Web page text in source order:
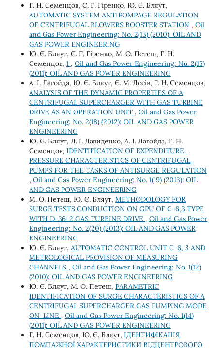
Г. Н. Семенцов, С. Г. Гіренко, Ю. Є. Бляут,
AUTOMATIC SYSTEM ANTIPOMPAGE REGULATION
OF CENTRIFUGAL BLOWERS BOOSTER STATION , Oil
and Gas Power Engineering: No. 2(13) (2010): OIL AND
GAS POWER ENGINEERING
Ю. Є. Бляут, С. Г. Гіренко, М. О. Петеш, Г. Н.
Семенцов, 1 , Oil and Gas Power Engineering: No. 2(15)
(2011): OIL AND GAS POWER ENGINEERING
А. І. Лагойда, Ю. Є. Бляут, Є. М. Лесів, Г. Н. Семенцов,
ANALYSIS OF THE DYNAMIC PROPERTIES OF A
CENTRIFUGAL SUPERCHARGER WITH GAS TURBINE
DRIVE AS AN OPERATION UNIT , Oil and Gas Power
Engineering: No. 2(18) (2012): OIL AND GAS POWER
ENGINEERING
Ю. Є. Бляут, Л. І. Давиденко, А. І. Лагойда, Г. Н.
Семенцов, IDENTIFICATION OF EXPENDITURE-
PRESSURE CHARACTERISTICS OF CENTRIFUGAL
PUMPS FOR THE TASKS OF ANTISURGE REGULATION
, Oil and Gas Power Engineering: No. 1(19) (2013): OIL
AND GAS POWER ENGINEERING
М. О. Петеш, Ю. Є. Бляут, METHODOLOGY FOR
SURGE TESTS CONDUCTION ON GPU OF C-6,3 TYPE
WITH D-36-2 GAS TURBINE DRIVE , Oil and Gas Power
Engineering: No. 2(20) (2013): OIL AND GAS POWER
ENGINEERING
Ю. Є. Бляут, AUTOMATIC CONTROL UNIT C-6, 3 AND
METROLOGICAL PROVISION OF MEASURING
CHANNELS , Oil and Gas Power Engineering: No. 1(12)
(2010): OIL AND GAS POWER ENGINEERING
Ю. Є. Бляут, М. О. Петеш, PARAMETRIC
IDENTIFICATION OF SURGE CHARACTERISTICS OF A
CENTRIFUGAL SUPERCHARGER GAS PUMPING MODE
ON-LINE , Oil and Gas Power Engineering: No. 1(14)
(2011): OIL AND GAS POWER ENGINEERING
Г. Н. Семенцов, Ю. Є. Бляут, ІДЕНТИФІКАЦІЯ
ПОМПАЖНОЇ ХАРАКТЕРИСТИКИ ВІДЦЕНТРОВОГО